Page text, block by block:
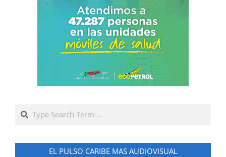
Search
EL PULSO CARIBE MAS AUDIOVISUAL